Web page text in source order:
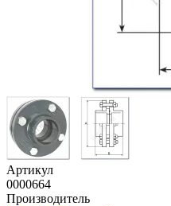
Артикул
0000664
Производитель